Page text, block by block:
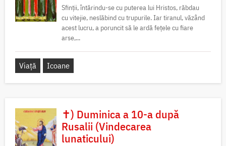
Sfinții, întărindu-se cu puterea lui Hristos, răbdau
cu vitejie, neslăbind cu trupurile. Iar tiranul, văzând
acest lucru, a poruncit să le ardă fețele cu fiare
arse,...
Viață Icoane
✝) Duminica a 10-a după
Rusalii (Vindecarea
lunaticului)